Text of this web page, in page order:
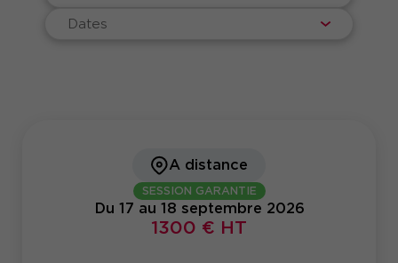
Dates
A distance
SESSION GARANTIE
Du 17 au 18 septembre 2026
1300 € HT